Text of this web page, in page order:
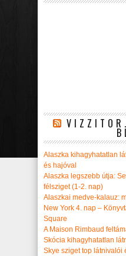
Alaszka kihagyhatatlan
és hajóval
Alaszka legszebb útja:
félsziget (1-2. nap)
Alaszkai medve-kalauz:
New York 4. nap –
Square
A Maison Rimbaud
Skócia kihagyhatatlan
Skye sziget top látnivalói